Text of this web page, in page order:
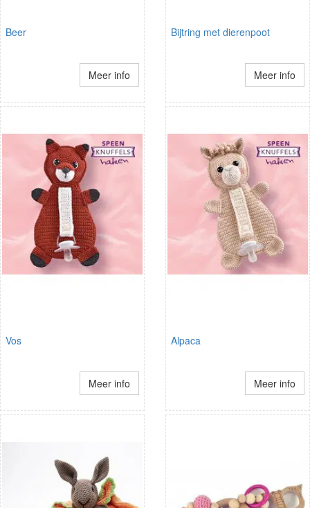
Beer
Meer info
Bijtring met dierenpoot
Meer info
Vos
Meer info
Alpaca
Meer info